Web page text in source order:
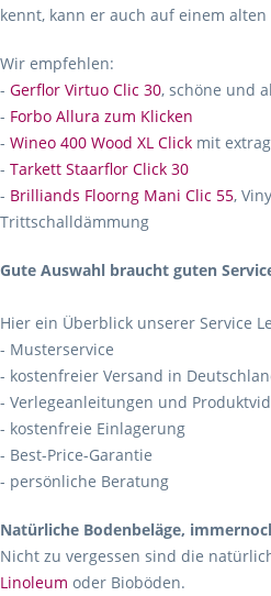
kennt, kann er auch auf einem
Wir empfehlen:
- Gerflor Virtuo Clic 30, schöne und
- Forbo Allura zum Klicken
- Wineo 400 Wood XL Click mit
- Tarkett Staarflor Click 30
- Brilliands Floorng Mani Clic 55,
Trittschalldämmung
Gute Auswahl braucht guten
Hier ein Überblick unserer Service
- Musterservice
- kostenfreier Versand in
- Verlegeanleitungen und
- kostenfreie Einlagerung
- Best-Price-Garantie
- persönliche Beratung
Natürliche Bodenbeläge,
Nicht zu vergessen sind die
Linoleum oder Bioböden.